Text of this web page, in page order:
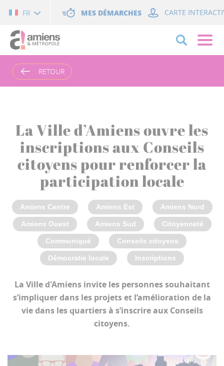
FR MES DÉMARCHES CARTE
RETOUR
La Ville d’Amiens ouvre les
inscriptions aux Conseils
citoyens pour renforcer la
participation locale
Amiens Centre Amiens Est Amiens Nord
Amiens Ouest Amiens Sud Citoyenneté
Communiqué Conseils citoyens
Démocratie locale Inscriptions
La Ville d'Amiens invite les personnes souhaitant
s’impliquer dans les projets et l’amélioration de la
vie dans les quartiers à s’inscrire aux Conseils
citoyens.